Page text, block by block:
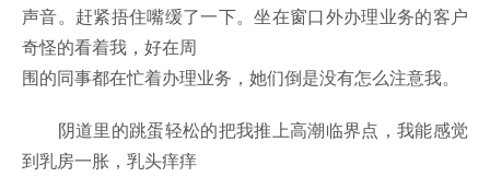
声音。赶紧捂住嘴缓了一下。坐在窗口外办理业务的客户
奇怪的看着我，好在周
围的同事都在忙着办理业务，她们倒是没有怎么注意我。
阴道里的跳蛋轻松的把我推上高潮临界点，我能感觉
到乳房一胀，乳头痒痒